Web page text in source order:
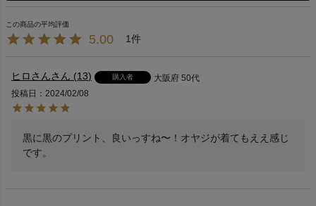
5.00 1
ヒロさん 13 購入者 大阪府 50代
投稿日
2024/02/08
黒に黒のプリント、良いっすね〜！オヤジが着てもええ感じ
です。